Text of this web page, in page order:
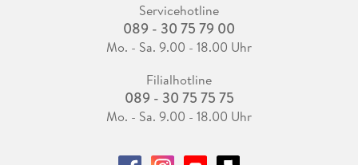
Servicehotline
089 - 30 75 79 00
Mo. - Sa. 9.00 - 18.00 Uhr
Filialhotline
089 - 30 75 75 75
Mo. - Sa. 9.00 - 18.00 Uhr